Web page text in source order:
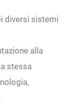
diversi sistemi
alla
stessa